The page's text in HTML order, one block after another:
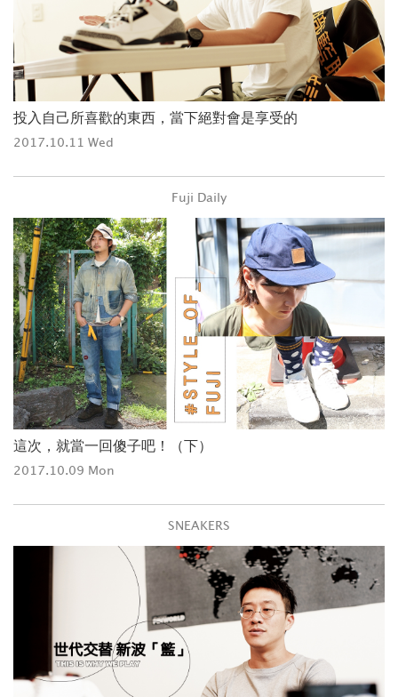
投入自己所喜歡的東西，當下絕對會是享受的
2017.10.11 Wed
Fuji Daily
這次，就當一回傻子吧！（下）
2017.10.09 Mon
SNEAKERS